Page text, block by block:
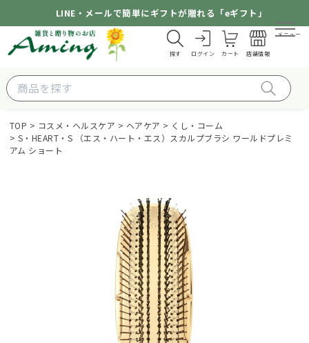
LINE・メールで簡単にギフトが贈れる「eギフト」
探す ログイン カート 店舗情報
メニュー
TOP コスメ・ヘルスケア ヘアケア
くし・コーム
S・HEART・S （エス・ハート・エス）スカルプブラシ ワールドプレミ
アム ショート